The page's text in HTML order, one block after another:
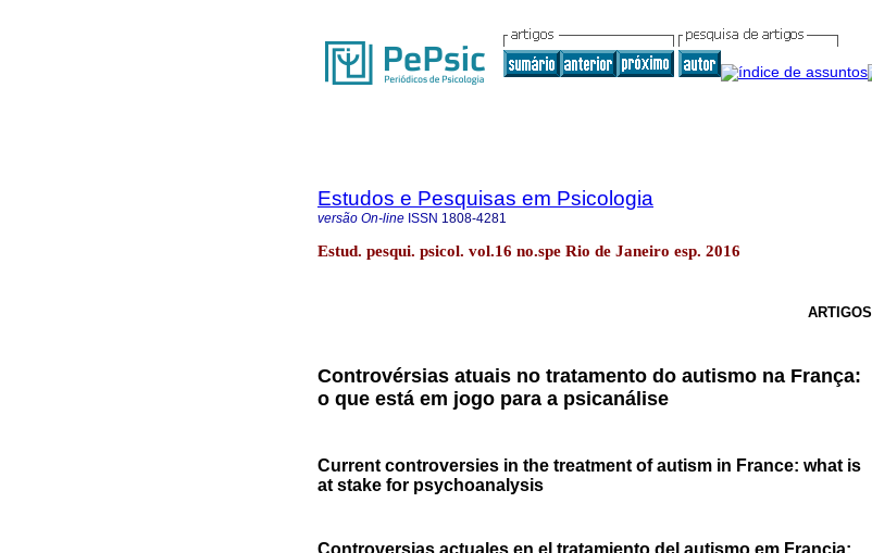
Estudos e Pesquisas em Psicologia
versão On-line ISSN 1808-4281
Estud. pesqui. psicol. vol.16 no.spe Rio de Janeiro esp. 2016
ARTIGOS
Controvérsias atuais no tratamento do autismo na França:
o que está em jogo para a psicanálise
Current controversies in the treatment of autism in France: what is
at stake for psychoanalysis